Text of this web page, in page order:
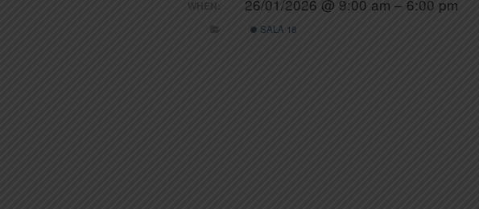
WHEN: 26/01/2026 @ 9:00 am – 6:00 pm
SALA 18